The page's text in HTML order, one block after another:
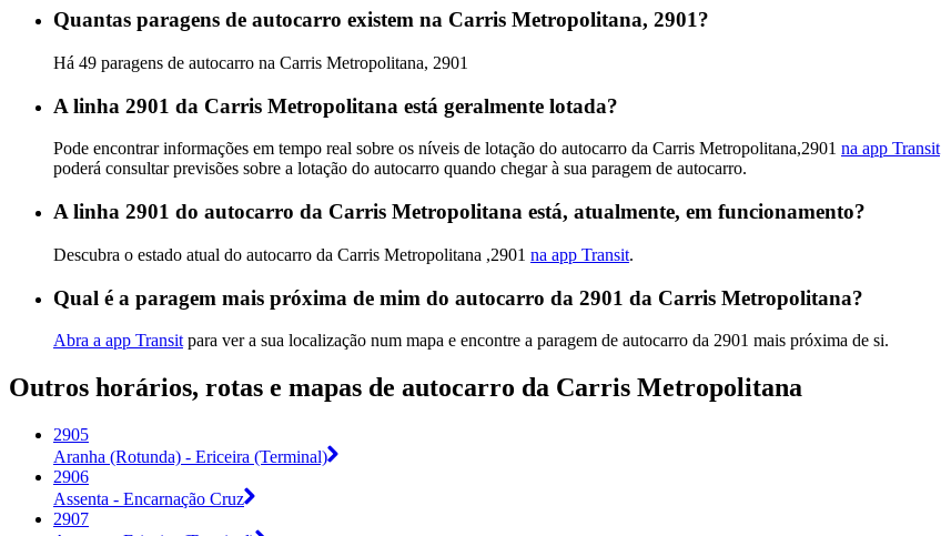
Quantas paragens de autocarro existem na Carris Metropolitana, 2901?
Há 49 paragens de autocarro na Carris Metropolitana, 2901
A linha 2901 da Carris Metropolitana está geralmente lotada?
Pode encontrar informações em tempo real sobre os níveis de lotação do autocarro da Carris Metropolitana,2901 na app Transit
poderá consultar previsões sobre a lotação do autocarro quando chegar à sua paragem de autocarro.
A linha 2901 do autocarro da Carris Metropolitana está, atualmente, em funcionamento?
Descubra o estado atual do autocarro da Carris Metropolitana ,2901 na app Transit.
Qual é a paragem mais próxima de mim do autocarro da 2901 da Carris Metropolitana?
Abra a app Transit para ver a sua localização num mapa e encontre a paragem de autocarro da 2901 mais próxima de si.
Outros horários, rotas e mapas de autocarro da Carris Metropolitana
2905
Aranha (Rotunda) - Ericeira (Terminal)
2906
Assenta - Encarnação Cruz
2907